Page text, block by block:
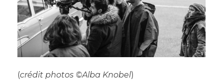
(crédit photos ©Alba Knobel)